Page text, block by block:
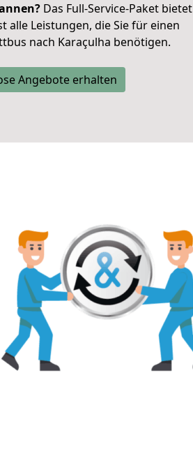
Das Full-Service-Paket bietet
alle Leistungen, die Sie für einen
nach Karaçulha benötigen.
Angebote erhalten